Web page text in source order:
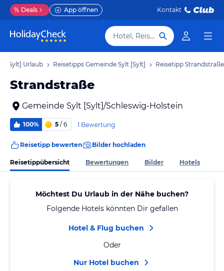
% Deals App öffnen Kontakt
Hotel, Reiseziel
[Sylt] Urlaub Reisetipps Gemeinde Sylt [Sylt] Reisetipp Strandstraße
Strandstraße
Gemeinde Sylt [Sylt]/Schleswig-Holstein
100% 5 / 6 1 Bewertung
Reisetipp bewerten Bilder hochladen
Reisetippübersicht Bewertungen Bilder Hotels
Möchtest Du Urlaub in der Nähe buchen?
Folgende Hotels könnten Dir gefallen
Hotel & Flug buchen
Oder
Nur Hotel buchen